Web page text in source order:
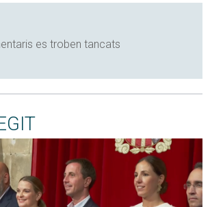
es troben tancats